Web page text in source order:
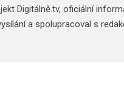
Digitálně.tv, oficiální
a spolupracoval s